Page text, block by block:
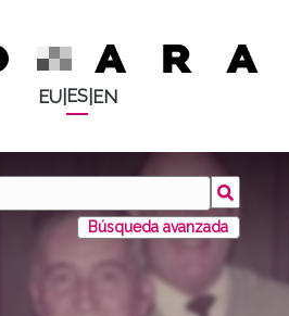
EU| ES| EN
Búsqueda avanzada